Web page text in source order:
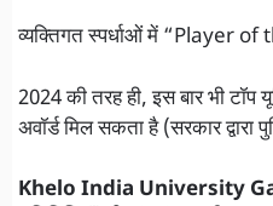
व्यक्तिगत स्पर्धाओं में “Player
2024 की तरह ही, इस बार भी
अवॉर्ड मिल सकता है (सरकार द्वारा
Khelo India University